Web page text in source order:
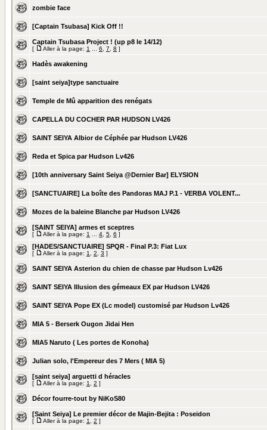
zombie face
[Captain Tsubasa] Kick Off !!
Captain Tsubasa Project ! (up p8 le 14/12)
[ Aller à la page: 1 6 7 8 ]
Hadès awakening
[saint seiya]type sanctuaire
Temple de Mû apparition des renégats
CAPELLA DU COCHER PAR HUDSON LV426
SAINT SEIYA Albior de Céphée par Hudson LV426
Reda et Spica par Hudson Lv426
[10th anniversary Saint Seiya @Dernier Bar] ELYSION
[SANCTUAIRE] La boîte des Pandoras MAJ P.1 - VERBA VOLENT...
Mozes de la baleine Blanche par Hudson LV426
[SAINT SEIYA] armes et sceptres
[ Aller à la page: 1 4 5 6 ]
[HADES/SANCTUAIRE] SPQR - Final P.3: Fiat Lux
[ Aller à la page: 1 2 3 ]
SAINT SEIYA Asterion du chien de chasse par Hudson Lv426
SAINT SEIYA Illusion des gémeaux EX par Hudson LV426
SAINT SEIYA Pope EX (Lc model) customisé par Hudson Lv426
MIA 5 - Berserk Ougon Jidai Hen
MIA5 Naruto ( Les portes de Konoha)
Julian solo, l'Empereur des 7 Mers ( MIA 5)
[saint seiya] arguetti d héracles
[ Aller à la page: 1 2 ]
Décor fourre-tout by NiKoS80
[Saint Seiya] Le premier décor de Majin-Bejita : Poseidon
[ Aller à la page: 1 2 ]